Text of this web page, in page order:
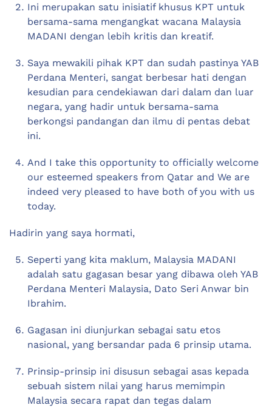
Ini merupakan satu inisiatif khusus KPT untuk
bersama-sama mengangkat wacana Malaysia
MADANI dengan lebih kritis dan kreatif.
Saya mewakili pihak KPT dan sudah pastinya YAB
Perdana Menteri, sangat berbesar hati dengan
kesudian para cendekiawan dari dalam dan luar
negara, yang hadir untuk bersama-sama
berkongsi pandangan dan ilmu di pentas debat
ini.
And I take this opportunity to officially welcome
our esteemed speakers from Qatar and We are
indeed very pleased to have both of you with us
today.
Hadirin yang saya hormati,
Seperti yang kita maklum, Malaysia MADANI
adalah satu gagasan besar yang dibawa oleh YAB
Perdana Menteri Malaysia, Dato Seri Anwar bin
Ibrahim.
Gagasan ini diunjurkan sebagai satu etos
nasional, yang bersandar pada 6 prinsip utama.
Prinsip-prinsip ini disusun sebagai asas kepada
sebuah sistem nilai yang harus memimpin
Malaysia secara rapat dan tegas dalam